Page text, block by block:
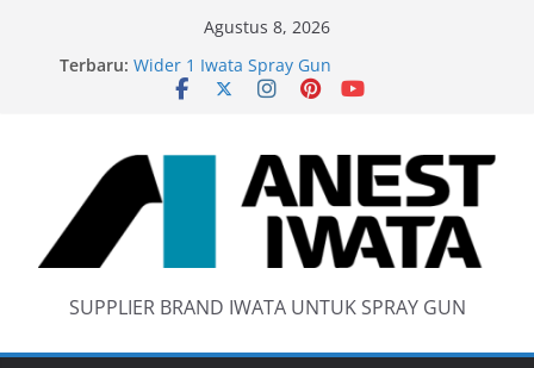
Agustus 8, 2026
Terbaru: Wider 1 Iwata Spray Gun
Anest Iwata W71 C Original
Iwata W 71 New Model ….Last generation…
SUPPLIER BRAND IWATA UNTUK SPRAY GUN